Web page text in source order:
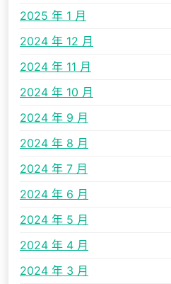
2025 年 1 月
2024 年 12 月
2024 年 11 月
2024 年 10 月
2024 年 9 月
2024 年 8 月
2024 年 7 月
2024 年 6 月
2024 年 5 月
2024 年 4 月
2024 年 3 月